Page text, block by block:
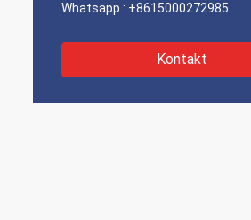
Whatsapp : +8615000272985
Kontakt